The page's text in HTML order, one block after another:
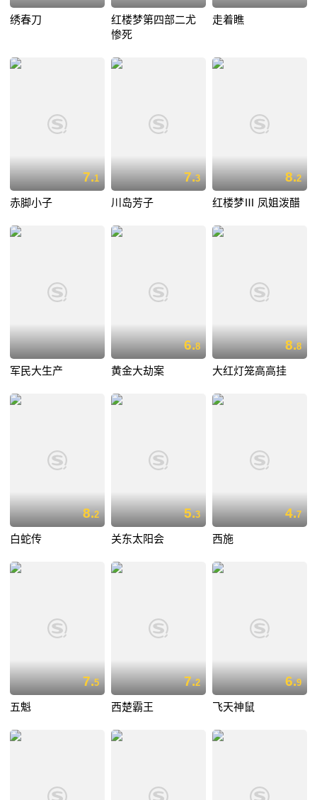
绣春刀
红楼梦第四部二尤
惨死
走着瞧
7.1
赤脚小子
7.3
川岛芳子
8.2
红楼梦Ⅲ 凤姐泼醋
军民大生产
6.8
黄金大劫案
8.8
大红灯笼高高挂
8.2
白蛇传
5.3
关东太阳会
4.7
西施
7.5
五魁
7.2
西楚霸王
6.9
飞天神鼠